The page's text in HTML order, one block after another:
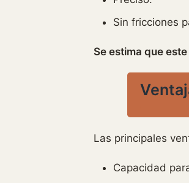
Sin fricciones
Se estima que
Las principales
Capacidad